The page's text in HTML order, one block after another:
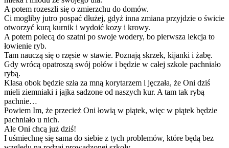
A potem rozeszli się o zmierzchu do domów.
Ci mogliby jutro pospać dłużej, gdyż inna zmiana przyjdzie o świcie
otworzyć kurą kurnik i wydoić kozy i krowy.
A potem polecą do szatni po swoje wodery, bo pierwsza lekcja to
łowienie ryb.
Tam nauczą się o rzęsie w stawie. Poznają skrzek, kijanki i żabę.
Gdy wrócą opatroszą swój połów i będzie w całej szkole pachniało
rybą.
Klasa obok będzie szła za mną korytarzem i jęczała, że Oni dziś
mieli ziemniaki i jajka sadzone od naszych kur. A tam tak rybą
pachnie…
Powiem Im, że przecież Oni łowią w piątek, więc w piątek będzie
pachniało u nich.
Ale Oni chcą już dziś!
I uśmiechnę się sama do siebie z tych problemów, które będą bez